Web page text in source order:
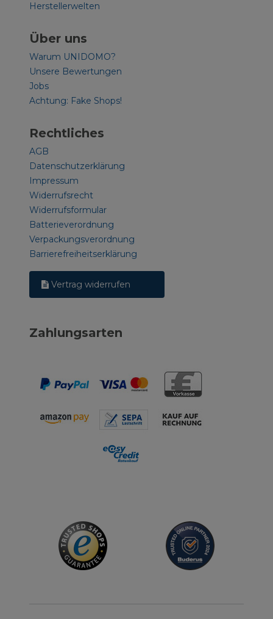
Herstellerwelten
Über uns
Warum UNIDOMO?
Unsere Bewertungen
Jobs
Achtung: Fake Shops!
Rechtliches
AGB
Datenschutzerklärung
Impressum
Widerrufsrecht
Widerrufsformular
Batterieverordnung
Verpackungsverordnung
Barrierefreiheitserklärung
Vertrag widerrufen
Zahlungsarten